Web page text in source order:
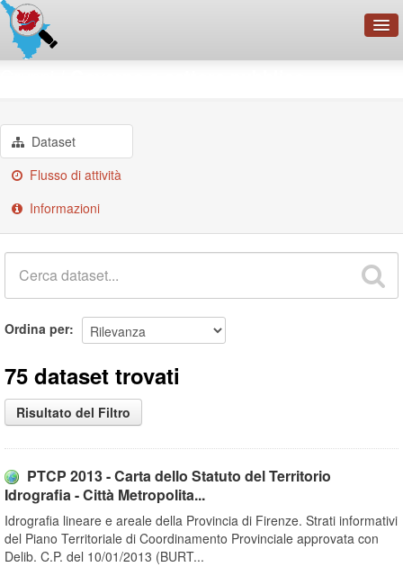
Dataset
Flusso di attività
Informazioni
Ordina per
75 dataset trovati
Risultato del Filtro
PTCP 2013 - Carta dello Statuto del Territorio
Idrografia - Città Metropolita...
Idrografia lineare e areale della Provincia di Firenze. Strati informativi
del Piano Territoriale di Coordinamento Provinciale approvata con
Delib. C.P. del 10/01/2013 (BURT...